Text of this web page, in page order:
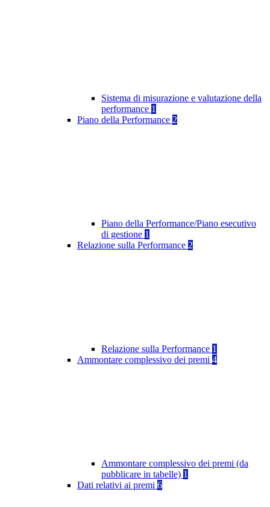
Sistema di misurazione e valutazione della
performance 1
Piano della Performance 2
Piano della Performance/Piano esecutivo
di gestione 1
Relazione sulla Performance 2
Relazione sulla Performance 1
Ammontare complessivo dei premi 4
Ammontare complessivo dei premi (da
pubblicare in tabelle) 1
Dati relativi ai premi 6